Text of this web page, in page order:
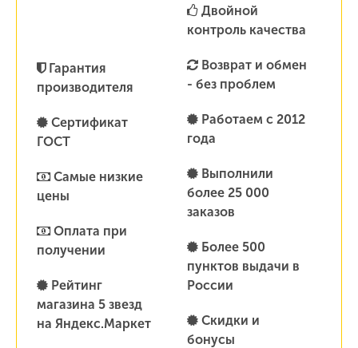
Гарантия
производителя
Сертификат
ГОСТ
Самые низкие
цены
Оплата при
получении
Рейтинг
магазина 5 звезд
на Яндекс.Маркет
Двойной
контроль качества
Возврат и обмен
- без проблем
Работаем с 2012
года
Выполнили
более 25 000
заказов
Более 500
пунктов выдачи в
России
Скидки и
бонусы